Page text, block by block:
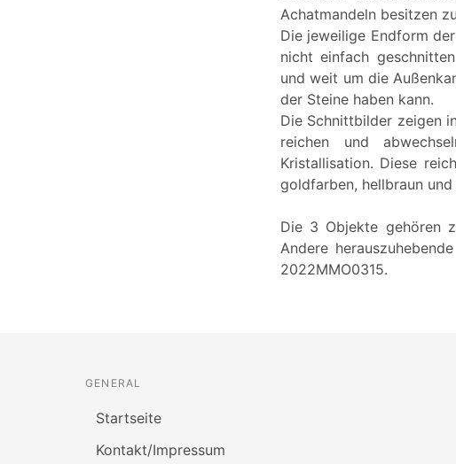
Achatmandeln besitzen
Die jeweilige Endform
nicht einfach
und weit um die
der Steine haben kann.
Die Schnittbilder zeigen
reichen und
Kristallisation. Diese
goldfarben, hellbraun und
Die 3 Objekte gehören
Andere
2022MMO0315.
GENERAL
Startseite
Kontakt/Impressum